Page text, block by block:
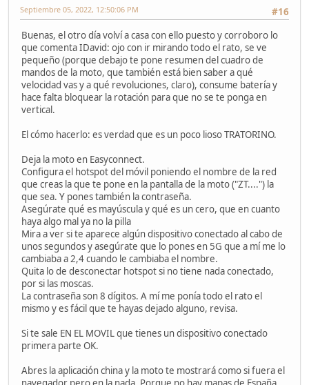
#16
Septiembre 05, 2022, 12:50:06 PM
Buenas, el otro día volví a casa con ello puesto y corroboro lo
que comenta IDavid: ojo con ir mirando todo el rato, se ve
pequeño (porque debajo te pone resumen del cuadro de
mandos de la moto, que también está bien saber a qué
velocidad vas y a qué revoluciones, claro), consume batería y
hace falta bloquear la rotación para que no se te ponga en
vertical.
El cómo hacerlo: es verdad que es un poco lioso TRATORINO.
Deja la moto en Easyconnect.
Configura el hotspot del móvil poniendo el nombre de la red
que creas la que te pone en la pantalla de la moto ("ZT....") la
que sea. Y pones también la contraseña.
Asegúrate qué es mayúscula y qué es un cero, que en cuanto
haya algo mal ya no la pilla
Mira a ver si te aparece algún dispositivo conectado al cabo de
unos segundos y asegúrate que lo pones en 5G que a mí me lo
cambiaba a 2,4 cuando le cambiaba el nombre.
Quita lo de desconectar hotspot si no tiene nada conectado,
por si las moscas.
La contraseña son 8 dígitos. A mí me ponía todo el rato el
mismo y es fácil que te hayas dejado alguno, revisa.
Si te sale EN EL MOVIL que tienes un dispositivo conectado
primera parte OK.
Abres la aplicación china y la moto te mostrará como si fuera el